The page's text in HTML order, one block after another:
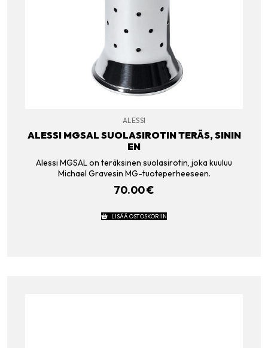
ALESSI
ALESSI MGSAL SUOLASIROTIN TERÄS, SININ
EN
Alessi MGSAL on teräksinen suolasirotin, joka kuuluu
Michael Gravesin MG-tuoteperheeseen.
70.00€
LISÄÄ OSTOSKORIIN